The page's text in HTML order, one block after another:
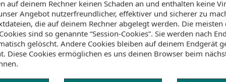
Vorschau
Booster X Side Zip Junior
99,90 CHF
auf deinem Rechner keinen Schaden an und enthalten keine
Angebot nutzerfreundlicher, effektiver und sicherer zu
die auf deinem Rechner abgelegt werden. Die
sind so genannte “Session-Cookies”. Sie werden nach
gelöscht. Andere Cookies bleiben auf deinem Endgerät
Diese Cookies ermöglichen es uns deinen Browser beim